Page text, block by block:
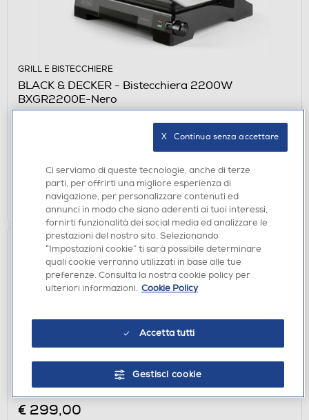
GRILL E BISTECCHIERE
BLACK & DECKER - Bistecchiera 2200W
BXGR2200E-Nero
Ritiro in negozio in 30' gratuito: verifica
AGGIUNGI
WHIRLPOOL - Forno microonde EXTRASPACE
MWF 259 SB-Black,Silver
€ 299,00
Ci serviamo di queste tecnologie, anche di terze
parti, per offrirti una migliore esperienza di
navigazione, per personalizzare contenuti ed
annunci in modo che siano aderenti ai tuoi interessi,
fornirti funzionalità dei social media ed analizzare le
prestazioni del nostro sito. Selezionando
“Impostazioni cookie” ti sarà possibile determinare
quali cookie verranno utilizzati in base alle tue
preferenze. Consulta la nostra cookie policy per
ulteriori informazioni. Cookie Policy
Accetta tutti
Gestisci cookie
X   Continua senza accettare